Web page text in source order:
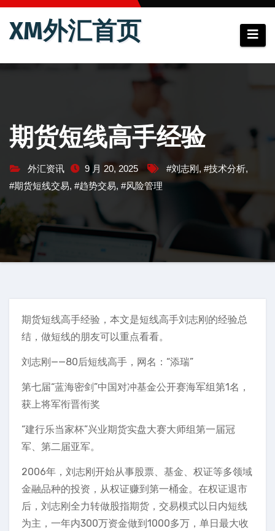
跳
XM外汇首页
期货短线高手经验
外汇资讯 9 月 20, 2025 #刘志刚 , #技术分析,
#期货短线交易, #趋势交易, #风险管理
期货短线高手经验，本文是短线高手刘志刚的经验总
结，做短线的朋友可以重点看看。
刘志刚——80后短线高手，网名：“添瑞”
第七届“蓝海密剑”中国对冲基金公开赛海军组第1名，
获上将军衔晋衔奖
“建行乐当家杯”兴业期货实盘大赛大师组第一届冠
军、第二届亚军。
2006年，刘志刚开始从事股票、基金、权证等多领域
金融品种的投资，从权证赚到第一桶金。在权证退市
后，刘志刚全力转做股指期货，交易模式以日内短线
为主，一年内300万资金做到1000多万，单日最大收